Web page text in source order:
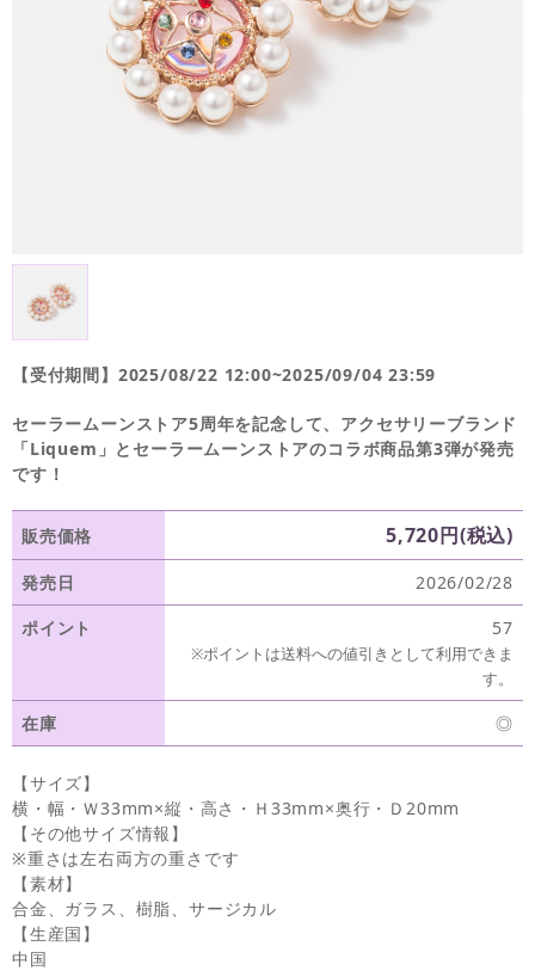
【受付期間】2025/08/22 12:00~2025/09/04 23:59
セーラームーンストア5周年を記念して、アクセサリーブランド
「Liquem」とセーラームーンストアのコラボ商品第3弾が発売
です！
販売価格 5,720円(税込)
発売日
2026/02/28
ポイント
57
※ポイントは送料への値引きとして利用できま
す。
在庫 ◎
【サイズ】
横・幅・Ｗ33mm×縦・高さ・Ｈ33mm×奥行・Ｄ20mm
【その他サイズ情報】
※重さは左右両方の重さです
【素材】
合金、ガラス、樹脂、サージカル
【生産国】
中国